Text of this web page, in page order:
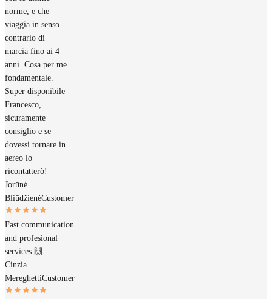
norme, e che
viaggia in senso
contrario di
marcia fino ai 4
anni. Cosa per me
fondamentale.
Super disponibile
Francesco,
sicuramente
consiglio e se
dovessi tornare in
aereo lo
ricontatterò!
Jorūnė
BliūdžienėCustomer
Fast communication
and profesional
services 🙌
Cinzia
MereghettiCustomer